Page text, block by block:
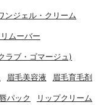
ンジェル・クリーム
ムーバー
ラブ・ゴマージュ)
眉毛美容液 眉毛育毛剤
唇パック リップクリーム